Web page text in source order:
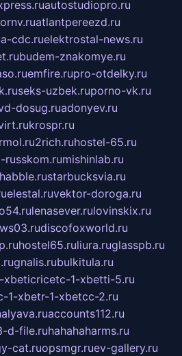
autostudiopro.ru
atlantpereezd.ru
a-cdc.ruelektrostal-news.ru
budem-znakomye.ru
emfire.rupro-otdelky.ru
seks-uzbek.ruporno-vk.ru
dosug.ruadonyev.ru
krospr.ru
2rich.ruhostel-65.ru
russkom.rumishinlab.ru
habble.rustarbucksvia.ru
elestal.ruvektor-doroga.ru
lenasever.rulovinskix.ru
discofoxworld.ru
hostel65.ruliura.ruglasspb.ru
gnalis.rubulkitula.ru
xbeticricetc-1-xbetti-5.ru
1-xbetr-1-xbetcc-2.ru
accounts112.ru
d-file.ruhahahaharms.ru
cat.ruopsmgr.ruev-gallery.ru